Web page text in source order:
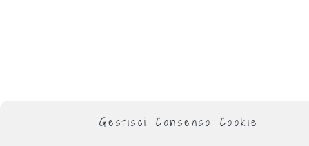
Gestisci Consenso Cookie